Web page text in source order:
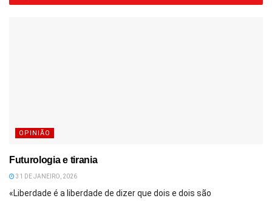
OPINIÃO
Futurologia e tirania
31 DE JANEIRO, 2026
«Liberdade é a liberdade de dizer que dois e dois são